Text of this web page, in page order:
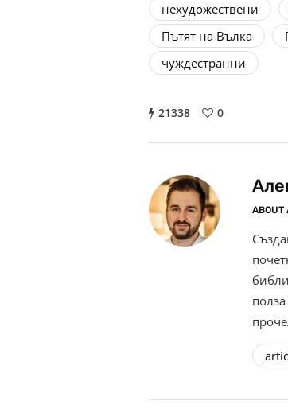
нехудожествени
Пътят на Вълка
чуждестранни
21338 0
ABOUT